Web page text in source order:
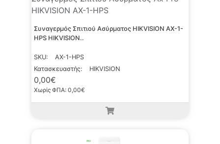
HIKVISION AX-1-HPS
Συναγερμός Σπιτιού Ασύρματος HIKVISION AX-1-
HPS HIKVISION..
SKU:
AX-1-HPS
Κατασκευαστής:
HIKVISION
0,00€
Χωρίς ΦΠΑ: 0,00€